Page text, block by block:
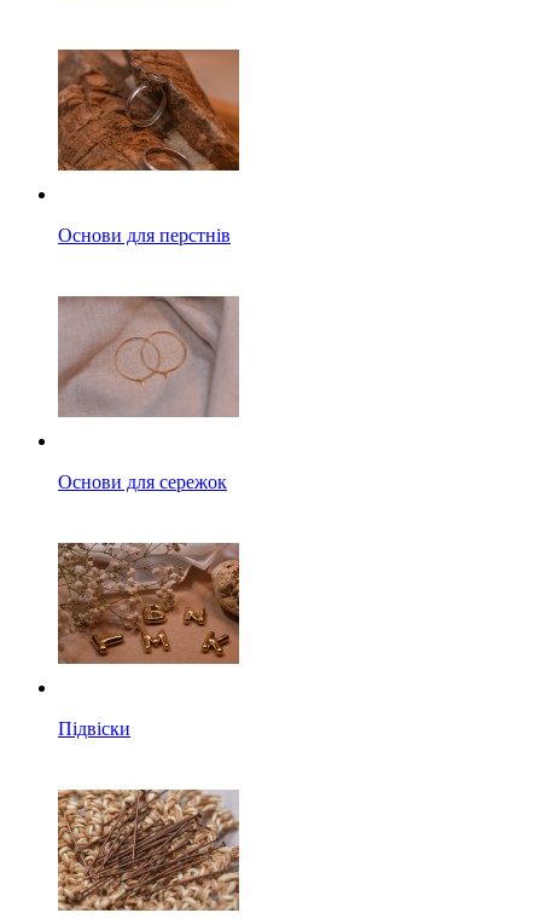
Основи для перстнів
Основи для сережок
Підвіски